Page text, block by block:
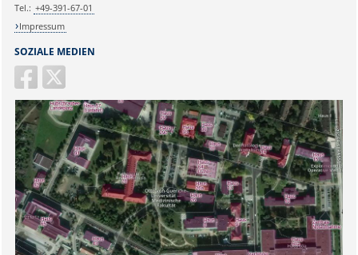
SOZIALE MEDIEN
Tel.: +49-391-67-01
Impressum